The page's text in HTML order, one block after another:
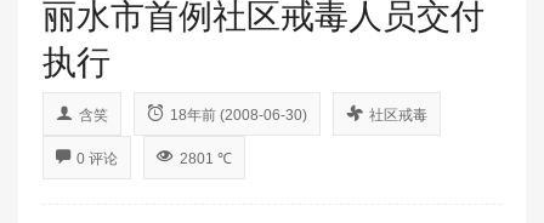
丽水市首例社区戒毒人员交付
执行
含笑 18年前 (2008-06-30) 社区戒毒
0 评论 2801 ℃